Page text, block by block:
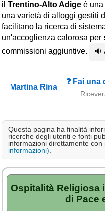
il Trentino-Alto Adige è
una varietà di alloggi gestiti
facilitano la ricerca di
un'accoglienza calorosa per
commissioni aggiuntive.
🔉
❓ Fai
Questa pagina ha finalità
ricerche degli utenti e fonti
informazioni direttamente con
informazioni)
Ospitalità Religiosa
di Pace
🗻 Montagna
Laghi
Isole
Cerca le offerte per
Abruzzo(214)
Basilicata(63)
Calabria(331)
(363)